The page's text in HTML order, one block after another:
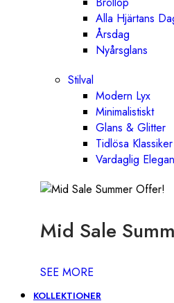
Alla Hjärtans
Årsdag
Nyårsglans
Stilval
Modern Lyx
Minimalistiskt
Glans & Glitter
Tidlösa Klassiker
Vardaglig
Mid Sale
SEE MORE
KOLLEKTIONER